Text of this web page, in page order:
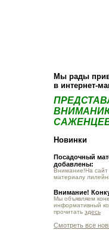
Мы рады
в интернет-
САЖЕНЦЕВ
Новинки
Посадочный
добавлены:
Внимание!На сайт
материалу
Внимание!
Мы объявляем
информативный
прочитать здесь
Смотреть все